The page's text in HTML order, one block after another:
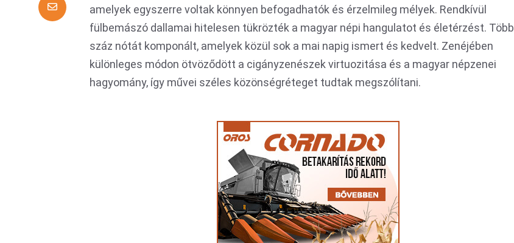
amelyek egyszerre voltak könnyen befogadhatók és érzelmileg mélyek. Rendkívül
fülbemászó dallamai hitelesen tükrözték a magyar népi hangulatot és életérzést. Több
száz nótát komponált, amelyek közül sok a mai napig ismert és kedvelt. Zenéjében
különleges módon ötvöződött a cigányzenészek virtuozitása és a magyar népzenei
hagyomány, így művei széles közönségréteget tudtak megszólítani.